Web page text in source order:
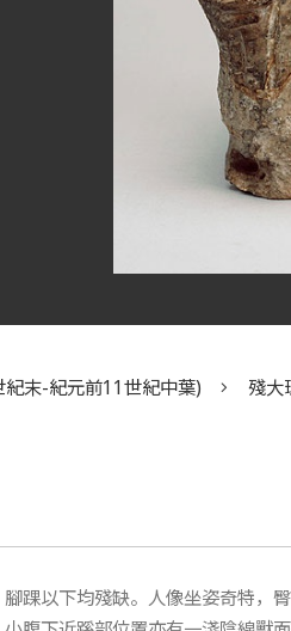
末-紀元前11世紀中葉) 殘大
踝以下均殘缺。人像坐姿奇特，